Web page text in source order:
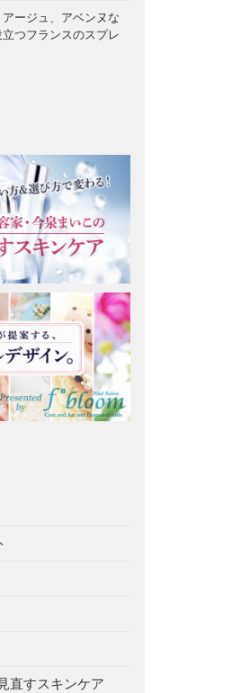
ージュ、アベンヌな
つフランスのスプレ
直すスキンケア